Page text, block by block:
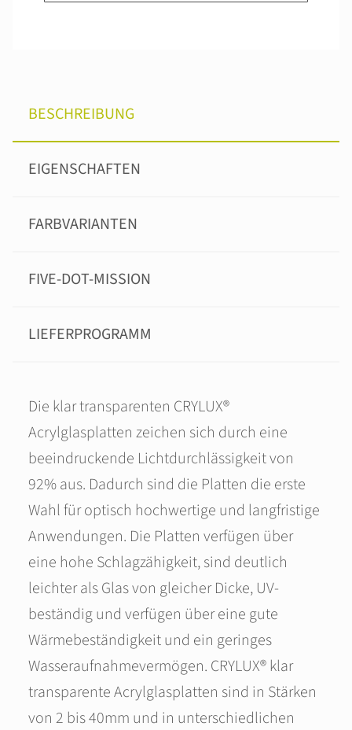
BESCHREIBUNG
EIGENSCHAFTEN
FARBVARIANTEN
FIVE-DOT-MISSION
LIEFERPROGRAMM
Die klar transparenten CRYLUX®
Acrylglasplatten zeichen sich durch eine
beeindruckende Lichtdurchlässigkeit von
92% aus. Dadurch sind die Platten die erste
Wahl für optisch hochwertige und langfristige
Anwendungen. Die Platten verfügen über
eine hohe Schlagzähigkeit, sind deutlich
leichter als Glas von gleicher Dicke, UV-
beständig und verfügen über eine gute
Wärmebeständigkeit und ein geringes
Wasseraufnahmevermögen. CRYLUX® klar
transparente Acrylglasplatten sind in Stärken
von 2 bis 40mm und in unterschiedlichen